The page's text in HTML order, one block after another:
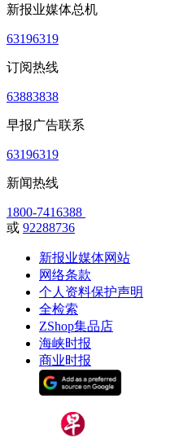
新报业媒体总机
63196319
订阅热线
63883838
早报广告联系
63196319
新闻热线
1800-7416388
或 92288736
新报业媒体网站
网络条款
个人资料保护声明
全检索
ZShop集品店
海峡时报
商业时报